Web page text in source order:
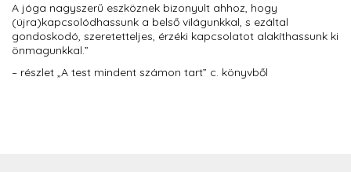
A jóga nagyszerű eszköznek bizonyult ahhoz, hogy
(újra)kapcsolódhassunk a belső világunkkal, s ezáltal
gondoskodó, szeretetteljes, érzéki kapcsolatot alakíthassunk ki
önmagunkkal.”
– részlet „A test mindent számon tart” c. könyvből